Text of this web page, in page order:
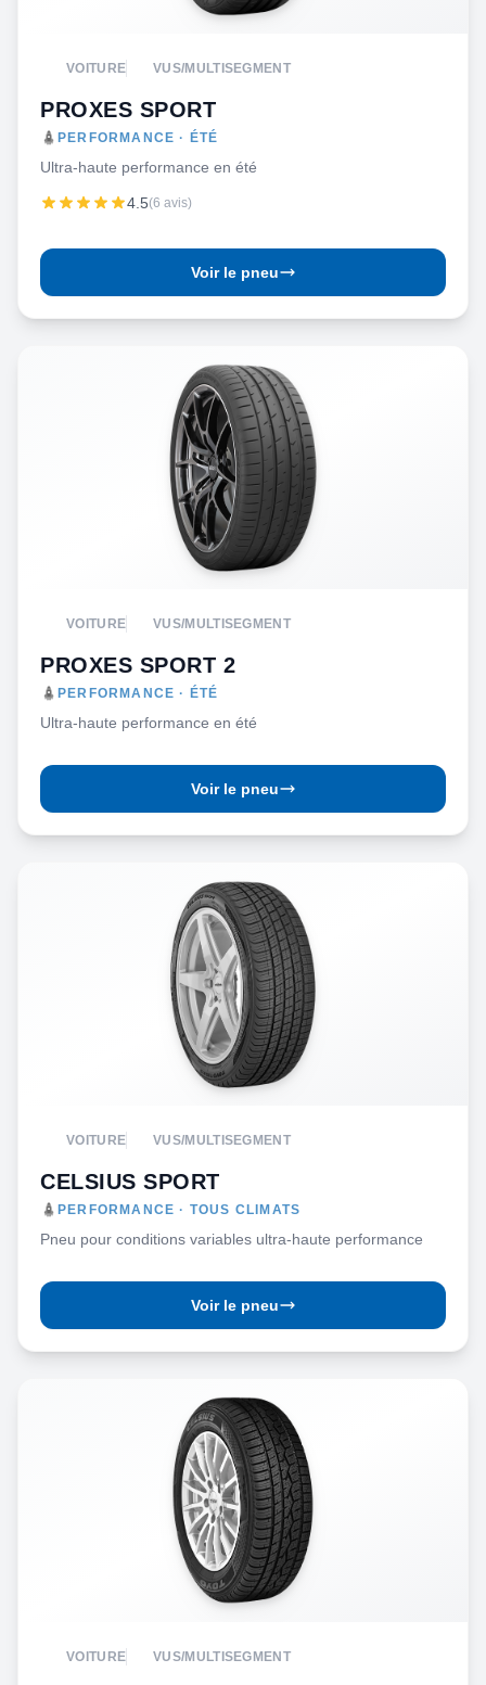
VOITURE VUS/MULTISEGMENT
PROXES SPORT
PERFORMANCE · ÉTÉ
Ultra-haute performance en été
4.5(6 avis)
Voir le pneu
VOITURE VUS/MULTISEGMENT
PROXES SPORT 2
PERFORMANCE · ÉTÉ
Ultra-haute performance en été
Voir le pneu
VOITURE VUS/MULTISEGMENT
CELSIUS SPORT
PERFORMANCE · TOUS CLIMATS
Pneu pour conditions variables ultra-haute performance
Voir le pneu
VOITURE VUS/MULTISEGMENT